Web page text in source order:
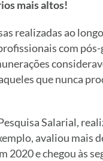
mais altos!
realizadas ao
com
que nunca
Salarial,
avaliou mais
2020 e chegou às